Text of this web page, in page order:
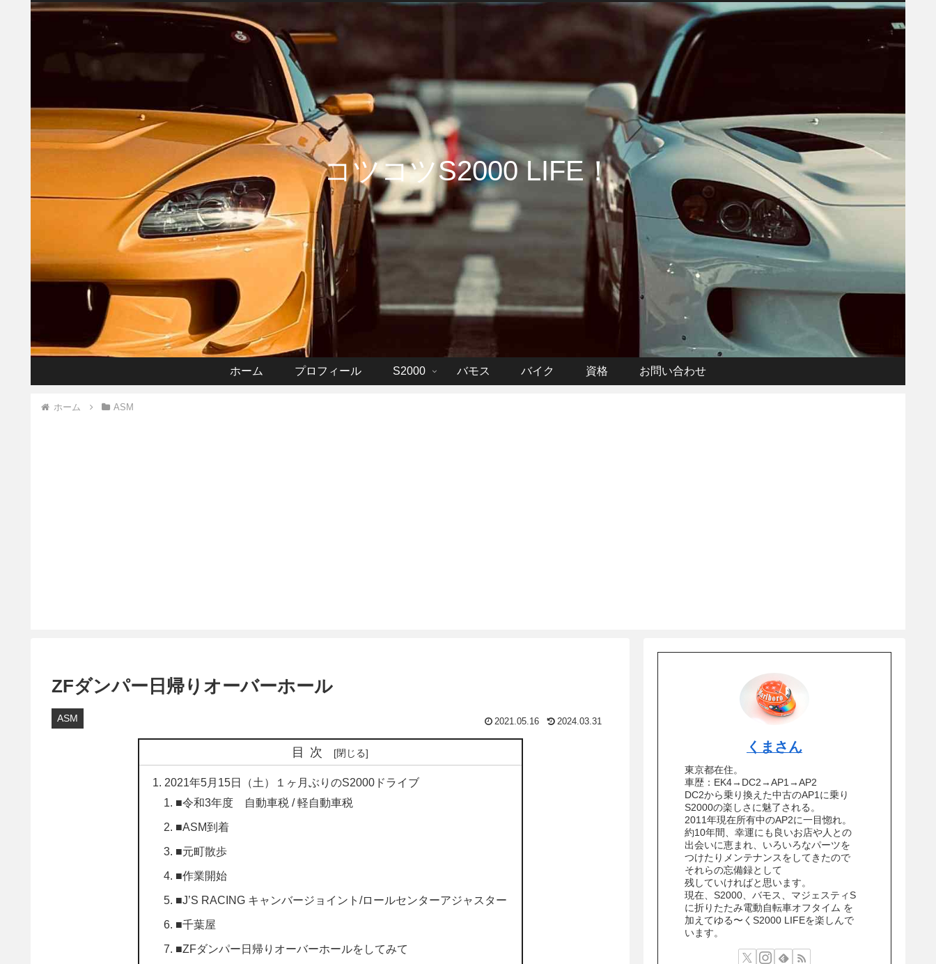
コツコツS2000 LIFE！
ホーム プロフィール S2000 バモス バイク 資格 お問い合わせ
ホーム ASM
ZFダンパー日帰りオーバーホール
ASM 2021.05.16 2024.03.31
目次
2021年5月15日（土）１ヶ月ぶりのS2000ドライブ
■令和3年度 自動車税 / 軽自動車税
■ASM到着
■元町散歩
■作業開始
■J’S RACING キャンバージョイント/ロールセンターアジャスター
■千葉屋
■ZFダンパー日帰りオーバーホールをしてみて
くまさん
東京都在住。
車歴：EK4→DC2→AP1→AP2
DC2から乗り換えた中古のAP1に乗り
S2000の楽しさに魅了される。
2011年現在所有中のAP2に一目惚れ。
約10年間、幸運にも良いお店や人との
出会いに恵まれ、いろいろなパーツを
つけたりメンテナンスをしてきたので
それらの忘備録として
残していければと思います。
現在、S2000、バモス、マジェスティS
に折りたたみ電動自転車オフタイム を
加えてゆる〜くS2000 LIFEを楽しんで
います。